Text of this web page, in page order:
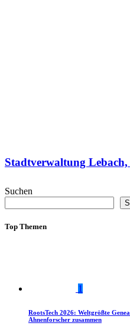
Stadtverwaltung
Suchen
Top Themen
1
RootsTech 2026: Weltgrößte
Ahnenforscher zusammen